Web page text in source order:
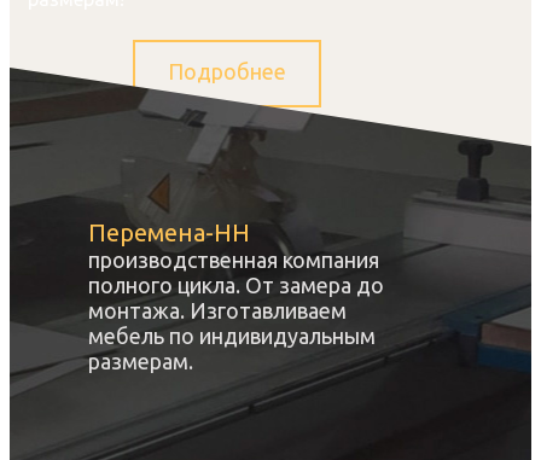
Подробнее
Перемена-НН
производственная компания
полного цикла. От замера до
монтажа. Изготавливаем
мебель по индивидуальным
размерам.